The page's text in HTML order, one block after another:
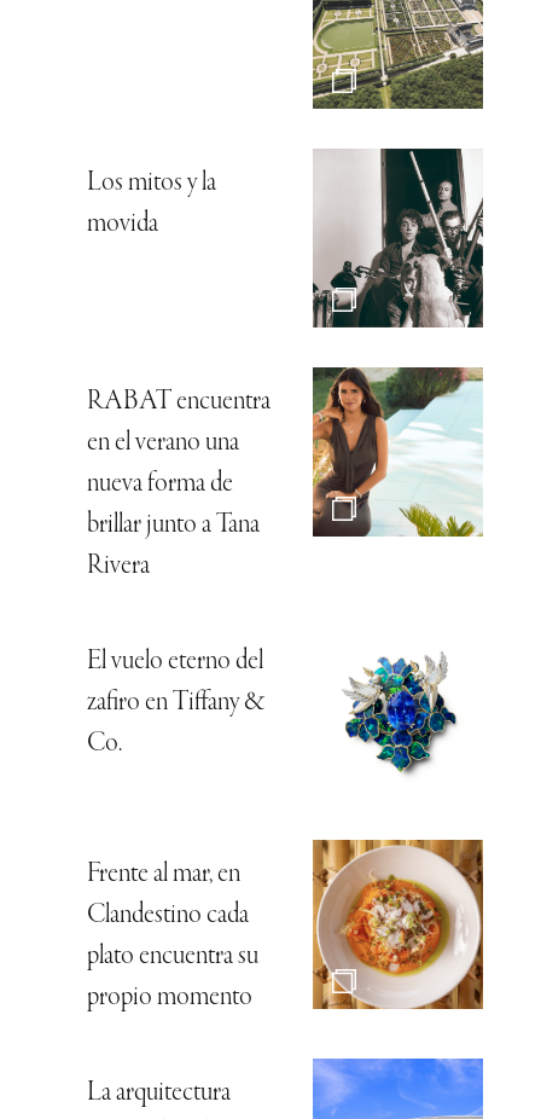
Los mitos y la
movida
RABAT encuentra
en el verano una
nueva forma de
brillar junto a Tana
Rivera
El vuelo eterno del
zafiro en Tiffany &
Co.
Frente al mar, en
Clandestino cada
plato encuentra su
propio momento
La arquitectura